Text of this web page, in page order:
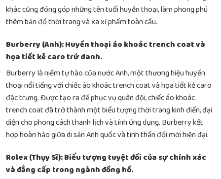
khác cũng đóng góp những tên tuổi huyền thoại, làm phong phú
thêm bản đồ thời trang và xa xỉ phẩm toàn cầu.
Burberry (Anh): Huyền thoại áo khoác trench coat và
họa tiết kẻ caro trứ danh.
Burberry là niềm tự hào của nước Anh, một thương hiệu huyền
thoại nổi tiếng với chiếc áo khoác trench coat và họa tiết kẻ caro
đặc trưng. Được tạo ra để phục vụ quân đội, chiếc áo khoác
trench coat đã trở thành một biểu tượng thời trang kinh điển, đại
diện cho phong cách thanh lịch và tính ứng dụng. Burberry kết
hợp hoàn hảo giữa di sản Anh quốc và tinh thần đổi mới hiện đại.
Rolex (Thụy Sĩ): Biểu tượng tuyệt đối của sự chính xác
và đẳng cấp trong ngành đồng hồ.